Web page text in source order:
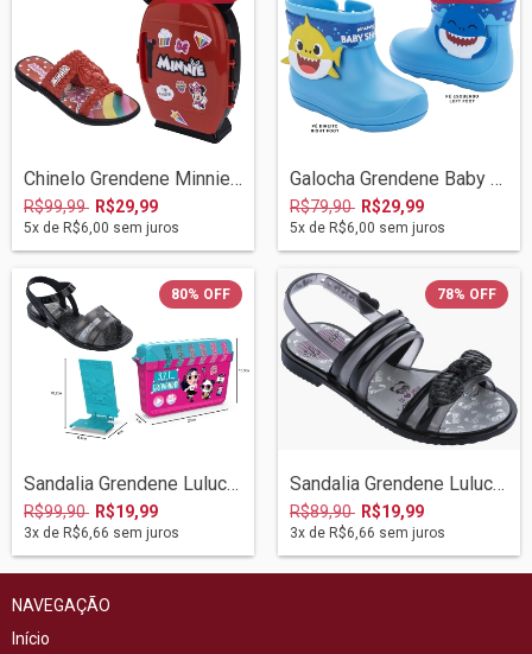
Chinelo Grendene Minnie Mini Geladeira 0...
R$99,99 R$29,99
5x de R$6,00 sem juros
Galocha Grendene Baby Shark 03/2021 2253...
R$79,90 R$29,99
5x de R$6,00 sem juros
80% OFF
Sandalia Grendene Luluca 12/2020 22416 P...
R$99,90 R$19,99
3x de R$6,66 sem juros
78% OFF
Sandalia Grendene Luluca Panda 22168 08/...
R$89,90 R$19,99
3x de R$6,66 sem juros
NAVEGAÇÃO
Início